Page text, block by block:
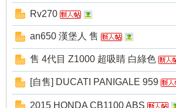
Rv270
an650 漢堡人 售
售 4代目 Z1000 超吸睛 白綠色
[自售] DUCATI PANIGALE 959
2015 HONDA CB1100 ABS